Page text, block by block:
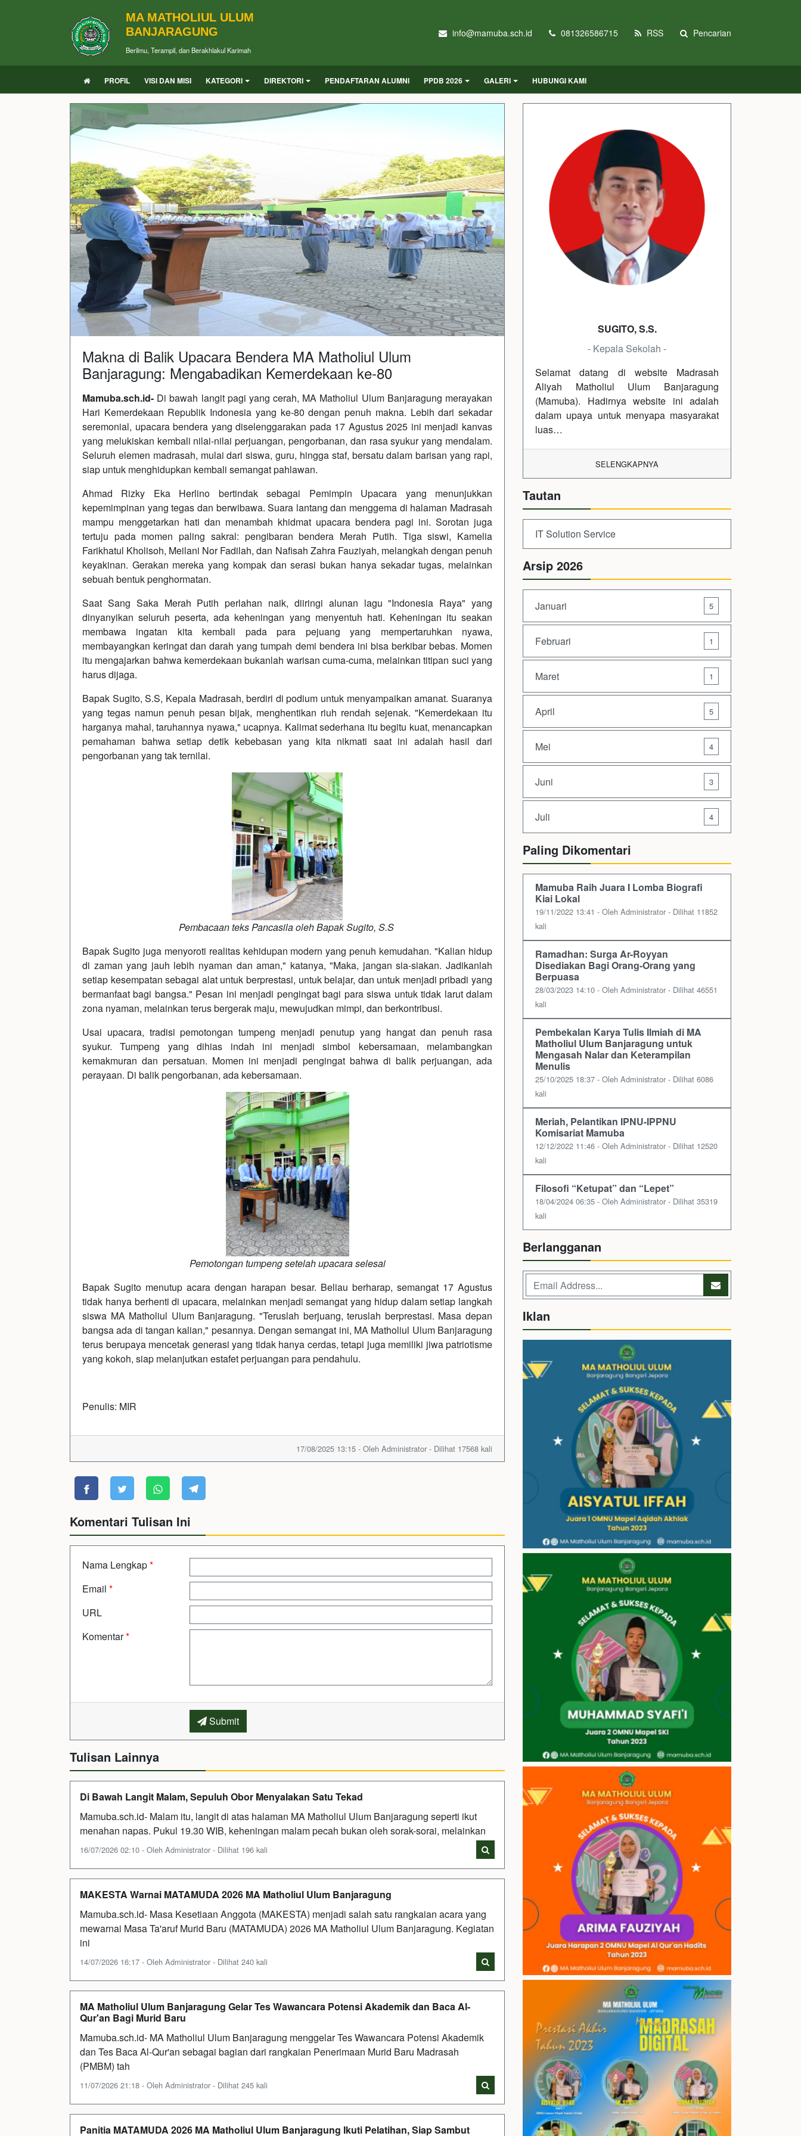
MA MATHOLIUL ULUM
BANJARAGUNG
Berilmu, Terampil, dan Berakhlakul Karimah
info@mamuba.sch.id 081326586715 RSS Pencarian
PROFIL VISI DAN MISI KATEGORI DIREKTORI PENDAFTARAN ALUMNI PPDB 2026 GALERI HUBUNGI KAMI
Makna di Balik Upacara Bendera MA Matholiul Ulum
Banjaragung: Mengabadikan Kemerdekaan ke-80
Mamuba.sch.id- Di bawah langit pagi yang cerah, MA Matholiul Ulum Banjaragung merayakan
Hari Kemerdekaan Republik Indonesia yang ke-80 dengan penuh makna. Lebih dari sekadar
seremonial, upacara bendera yang diselenggarakan pada 17 Agustus 2025 ini menjadi kanvas
yang melukiskan kembali nilai-nilai perjuangan, pengorbanan, dan rasa syukur yang mendalam.
Seluruh elemen madrasah, mulai dari siswa, guru, hingga staf, bersatu dalam barisan yang rapi,
siap untuk menghidupkan kembali semangat pahlawan.
Ahmad Rizky Eka Herlino bertindak sebagai Pemimpin Upacara yang menunjukkan
kepemimpinan yang tegas dan berwibawa. Suara lantang dan menggema di halaman Madrasah
mampu menggetarkan hati dan menambah khidmat upacara bendera pagi ini. Sorotan juga
tertuju pada momen paling sakral: pengibaran bendera Merah Putih. Tiga siswi, Kamelia
Farikhatul Kholisoh, Meilani Nor Fadilah, dan Nafisah Zahra Fauziyah, melangkah dengan penuh
keyakinan. Gerakan mereka yang kompak dan serasi bukan hanya sekadar tugas, melainkan
sebuah bentuk penghormatan.
Saat Sang Saka Merah Putih perlahan naik, diiringi alunan lagu "Indonesia Raya" yang
dinyanyikan seluruh peserta, ada keheningan yang menyentuh hati. Keheningan itu seakan
membawa ingatan kita kembali pada para pejuang yang mempertaruhkan nyawa,
membayangkan keringat dan darah yang tumpah demi bendera ini bisa berkibar bebas. Momen
itu mengajarkan bahwa kemerdekaan bukanlah warisan cuma-cuma, melainkan titipan suci yang
harus dijaga.
Bapak Sugito, S.S, Kepala Madrasah, berdiri di podium untuk menyampaikan amanat. Suaranya
yang tegas namun penuh pesan bijak, menghentikan riuh rendah sejenak. "Kemerdekaan itu
harganya mahal, taruhannya nyawa," ucapnya. Kalimat sederhana itu begitu kuat, menancapkan
pemahaman bahwa setiap detik kebebasan yang kita nikmati saat ini adalah hasil dari
pengorbanan yang tak ternilai.
Pembacaan teks Pancasila oleh Bapak Sugito, S.S
Bapak Sugito juga menyoroti realitas kehidupan modern yang penuh kemudahan. "Kalian hidup
di zaman yang jauh lebih nyaman dan aman," katanya, "Maka, jangan sia-siakan. Jadikanlah
setiap kesempatan sebagai alat untuk berprestasi, untuk belajar, dan untuk menjadi pribadi yang
bermanfaat bagi bangsa." Pesan ini menjadi pengingat bagi para siswa untuk tidak larut dalam
zona nyaman, melainkan terus bergerak maju, mewujudkan mimpi, dan berkontribusi.
Usai upacara, tradisi pemotongan tumpeng menjadi penutup yang hangat dan penuh rasa
syukur. Tumpeng yang dihias indah ini menjadi simbol kebersamaan, melambangkan
kemakmuran dan persatuan. Momen ini menjadi pengingat bahwa di balik perjuangan, ada
perayaan. Di balik pengorbanan, ada kebersamaan.
Pemotongan tumpeng setelah upacara selesai
Bapak Sugito menutup acara dengan harapan besar. Beliau berharap, semangat 17 Agustus
tidak hanya berhenti di upacara, melainkan menjadi semangat yang hidup dalam setiap langkah
siswa MA Matholiul Ulum Banjaragung. "Teruslah berjuang, teruslah berprestasi. Masa depan
bangsa ada di tangan kalian," pesannya. Dengan semangat ini, MA Matholiul Ulum Banjaragung
terus berupaya mencetak generasi yang tidak hanya cerdas, tetapi juga memiliki jiwa patriotisme
yang kokoh, siap melanjutkan estafet perjuangan para pendahulu.
Penulis: MIR
17/08/2025 13:15 - Oleh Administrator - Dilihat 17568 kali
Komentari Tulisan Ini
Nama Lengkap*
Email *
URL
Komentar*
Submit
Tulisan Lainnya
Di Bawah Langit Malam, Sepuluh Obor Menyalakan Satu Tekad
Mamuba.sch.id- Malam itu, langit di atas halaman MA Matholiul Ulum Banjaragung seperti ikut
menahan napas. Pukul 19.30 WIB, keheningan malam pecah bukan oleh sorak-sorai, melainkan
16/07/2026 02:10 - Oleh Administrator - Dilihat 196 kali
MAKESTA Warnai MATAMUDA 2026 MA Matholiul Ulum Banjaragung
Mamuba.sch.id- Masa Kesetiaan Anggota (MAKESTA) menjadi salah satu rangkaian acara yang
mewarnai Masa Ta'aruf Murid Baru (MATAMUDA) 2026 MA Matholiul Ulum Banjaragung. Kegiatan
ini
14/07/2026 16:17 - Oleh Administrator - Dilihat 240 kali
MA Matholiul Ulum Banjaragung Gelar Tes Wawancara Potensi Akademik dan Baca Al-
Qur'an Bagi Murid Baru
Mamuba.sch.id- MA Matholiul Ulum Banjaragung menggelar Tes Wawancara Potensi Akademik
dan Tes Baca Al-Qur'an sebagai bagian dari rangkaian Penerimaan Murid Baru Madrasah
(PMBM) tah
11/07/2026 21:18 - Oleh Administrator - Dilihat 245 kali
Panitia MATAMUDA 2026 MA Matholiul Ulum Banjaragung Ikuti Pelatihan, Siap Sambut
SUGITO, S.S.
- Kepala Sekolah -
Selamat datang di website Madrasah
Aliyah Matholiul Ulum Banjaragung
(Mamuba). Hadirnya website ini adalah
dalam upaya untuk menyapa masyarakat
luas…
SELENGKAPNYA
Tautan
IT Solution Service
Arsip 2026
Januari 5
Februari 1
Maret 1
April 5
Mei 4
Juni 3
Juli 4
Paling Dikomentari
Mamuba Raih Juara I Lomba Biografi
Kiai Lokal
19/11/2022 13:41 - Oleh Administrator - Dilihat 11852
kali
Ramadhan: Surga Ar-Royyan
Disediakan Bagi Orang-Orang yang
Berpuasa
28/03/2023 14:10 - Oleh Administrator - Dilihat 46551
kali
Pembekalan Karya Tulis Ilmiah di MA
Matholiul Ulum Banjaragung untuk
Mengasah Nalar dan Keterampilan
Menulis
25/10/2025 18:37 - Oleh Administrator - Dilihat 6086
kali
Meriah, Pelantikan IPNU-IPPNU
Komisariat Mamuba
12/12/2022 11:46 - Oleh Administrator - Dilihat 12520
kali
Filosofi “Ketupat” dan “Lepet”
18/04/2024 06:35 - Oleh Administrator - Dilihat 35319
kali
Berlangganan
Iklan